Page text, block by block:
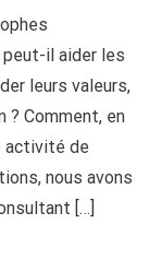
peut-il aider les
leurs valeurs,
? Comment, en
activité de
nous avons
[…]